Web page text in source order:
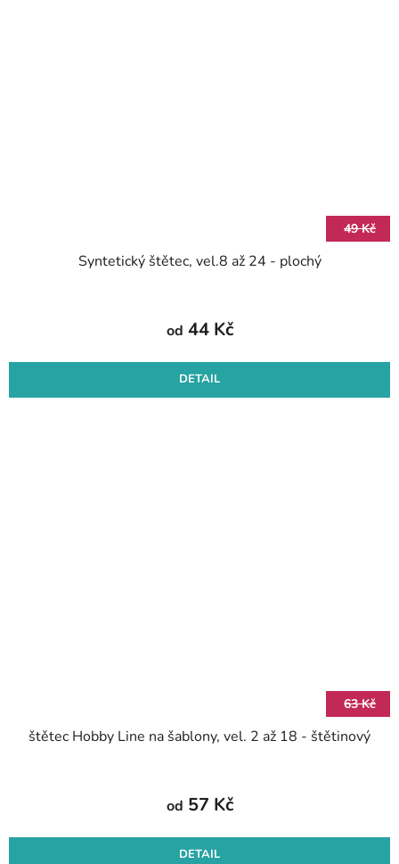
49 Kč
Syntetický štětec, vel.8 až 24 - plochý
od 44 Kč
DETAIL
63 Kč
štětec Hobby Line na šablony, vel. 2 až 18 - štětinový
od 57 Kč
DETAIL